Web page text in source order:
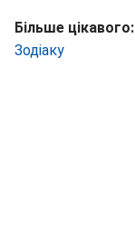
Більше цікавого:
Зодіаку